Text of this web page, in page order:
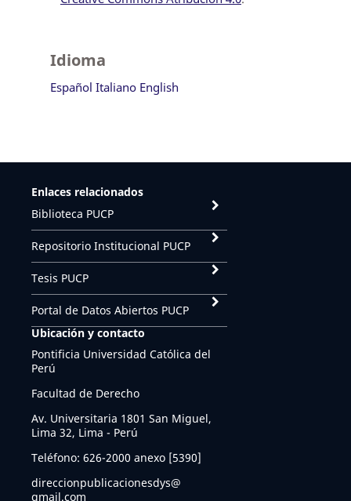
Idioma
Español Italiano English
Enlaces relacionados
Biblioteca PUCP
Repositorio Institucional PUCP
Tesis PUCP
Portal de Datos Abiertos PUCP
Ubicación y contacto
Pontificia Universidad Católica del
Perú
Facultad de Derecho
Av. Universitaria 1801 San Miguel,
Lima 32, Lima - Perú
Teléfono: 626-2000 anexo [5390]
direccionpublicacionesdys@
gmail.com